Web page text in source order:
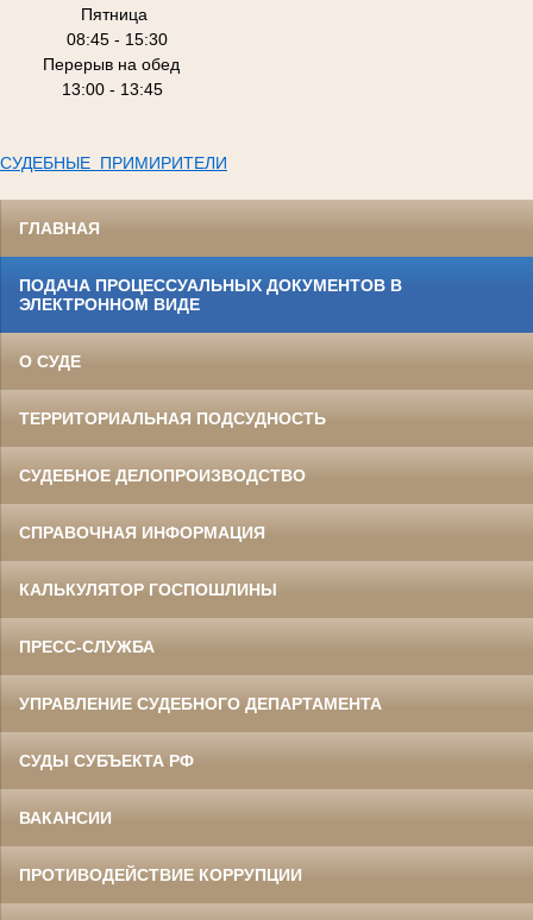
Пятница
08:45 - 15:30
Перерыв на обед
13:00 - 13:45
СУДЕБНЫЕ ПРИМИРИТЕЛИ
ГЛАВНАЯ
ПОДАЧА ПРОЦЕССУАЛЬНЫХ ДОКУМЕНТОВ В
ЭЛЕКТРОННОМ ВИДЕ
О СУДЕ
ТЕРРИТОРИАЛЬНАЯ ПОДСУДНОСТЬ
СУДЕБНОЕ ДЕЛОПРОИЗВОДСТВО
СПРАВОЧНАЯ ИНФОРМАЦИЯ
КАЛЬКУЛЯТОР ГОСПОШЛИНЫ
ПРЕСС-СЛУЖБА
УПРАВЛЕНИЕ СУДЕБНОГО ДЕПАРТАМЕНТА
СУДЫ СУБЪЕКТА РФ
ВАКАНСИИ
ПРОТИВОДЕЙСТВИЕ КОРРУПЦИИ